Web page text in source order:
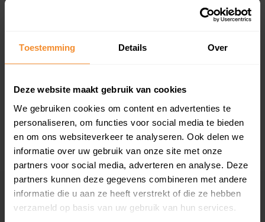
Toestemming Details Over
Deze website maakt gebruik van cookies
We gebruiken cookies om content en advertenties te
personaliseren, om functies voor social media te bieden
en om ons websiteverkeer te analyseren. Ook delen we
informatie over uw gebruik van onze site met onze
partners voor social media, adverteren en analyse. Deze
partners kunnen deze gegevens combineren met andere
informatie die u aan ze heeft verstrekt of die ze hebben
verzameld op basis van uw gebruik van hun services.
T/m 1945
1981 - 2007
1%
2008 of later
4%
Inwoners